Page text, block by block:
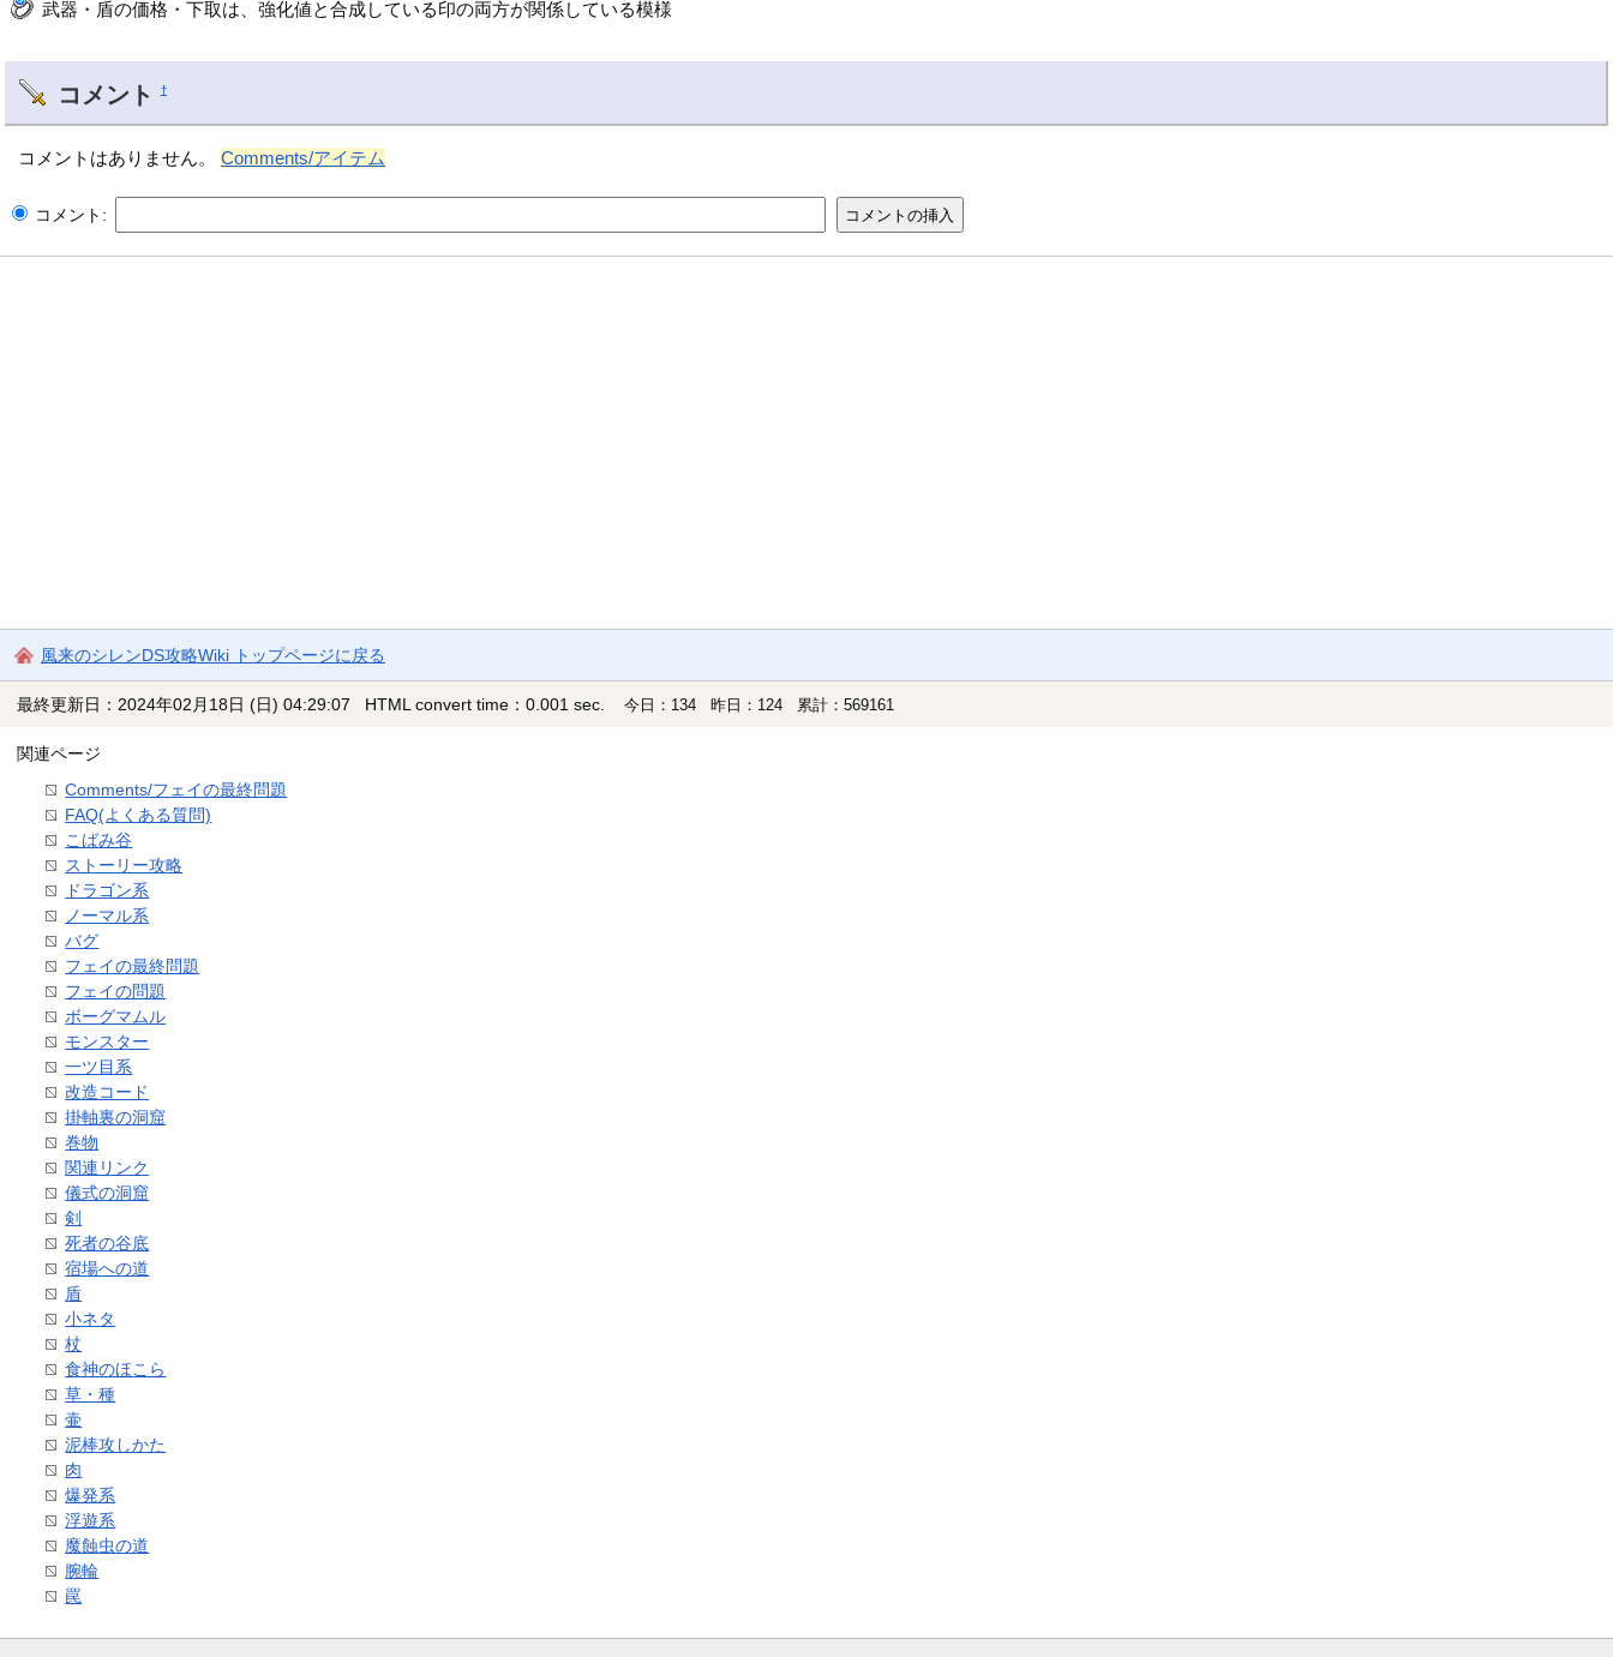
武器・盾の価格・下取は、強化値と合成している印の両方が関係している模様
コメント †
コメントはありません。Comments/アイテム
コメント:
風来のシレンDS攻略Wiki トップページに戻る
最終更新日：2024年02月18日 (日) 04:29:07 HTML convert time：0.001 sec. 今日：134 昨日：124 累計：569161
関連ページ
Comments/フェイの最終問題
FAQ(よくある質問)
こばみ谷
ストーリー攻略
ドラゴン系
ノーマル系
バグ
フェイの最終問題
フェイの問題
ボーグマムル
モンスター
一ツ目系
改造コード
掛軸裏の洞窟
巻物
関連リンク
儀式の洞窟
剣
死者の谷底
宿場への道
盾
小ネタ
杖
食神のほこら
草・種
壷
泥棒攻しかた
肉
爆発系
浮遊系
魔蝕虫の道
腕輪
罠